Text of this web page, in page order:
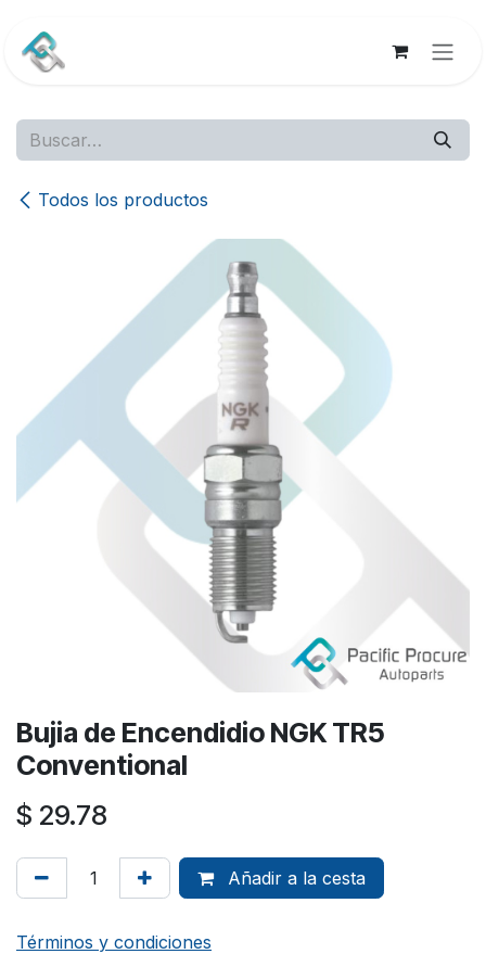
Todos los productos
Bujia de Encendidio NGK TR5
Conventional
$ 29.78
Añadir a la cesta
Términos y condiciones